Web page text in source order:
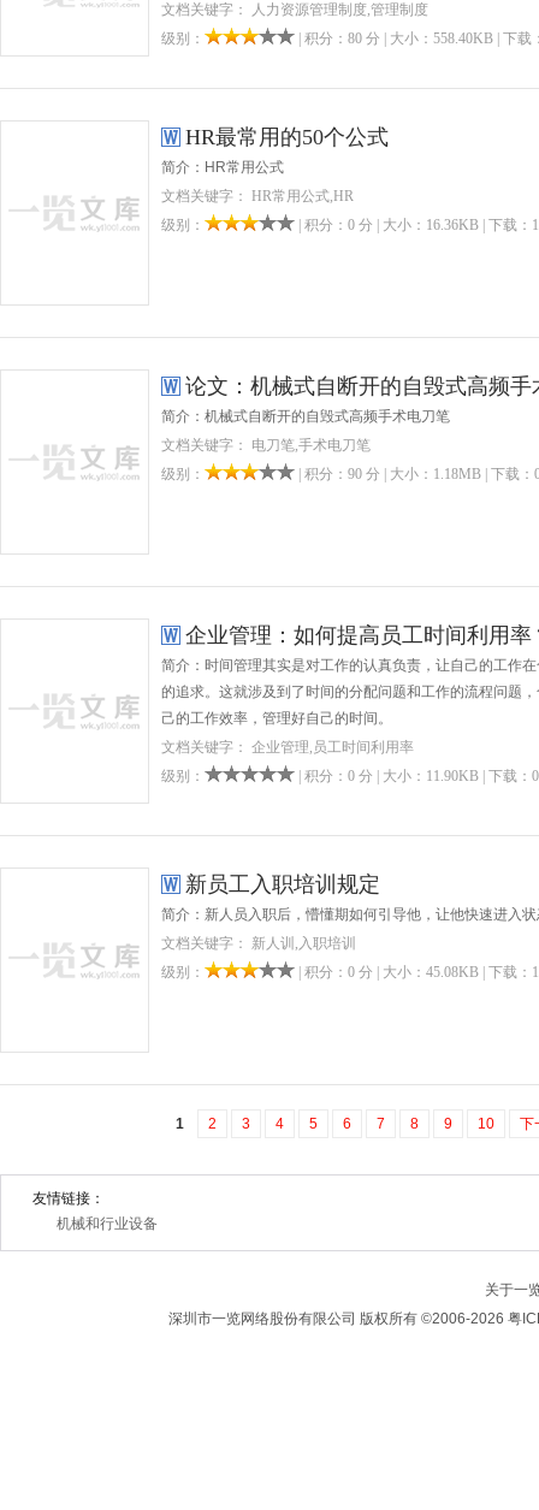
文档关键字： 人力资源管理制度,管理制度
级别：
| 积分：80 分 | 大小：558.40KB | 下
HR最常用的50个公式
简介：HR常用公式
文档关键字： HR常用公式,HR
级别：
| 积分：0 分 | 大小：16.36KB | 下载：
论文：机械式自断开的自毁式高频手
简介：机械式自断开的自毁式高频手术电刀笔
文档关键字： 电刀笔,手术电刀笔
级别：
| 积分：90 分 | 大小：1.18MB | 下载
企业管理：如何提高员工时间利用率
简介：时间管理其实是对工作的认真负责，让自己的工作
的追求。这就涉及到了时间的分配问题和工作的流程问题
己的工作效率，管理好自己的时间。
文档关键字： 企业管理,员工时间利用率
级别：
| 积分：0 分 | 大小：11.90KB | 下载：
新员工入职培训规定
简介：新人员入职后，懵懂期如何引导他，让他快速进入
文档关键字： 新人训,入职培训
级别：
| 积分：0 分 | 大小：45.08KB | 下载：
1 2 3 4 5 6 7 8 9 10 下
友情链接：
机械和行业设备
关于一
深圳市一览网络股份有限公司 版权所有 ©2006-2026 粤